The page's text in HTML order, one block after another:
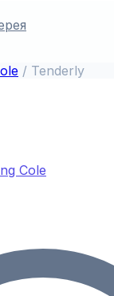
/ Tenderly
Cole